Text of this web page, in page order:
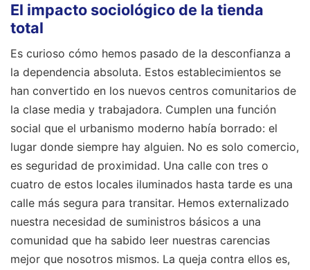
El impacto sociológico de la tienda
total
Es curioso cómo hemos pasado de la desconfianza a
la dependencia absoluta. Estos establecimientos se
han convertido en los nuevos centros comunitarios de
la clase media y trabajadora. Cumplen una función
social que el urbanismo moderno había borrado: el
lugar donde siempre hay alguien. No es solo comercio,
es seguridad de proximidad. Una calle con tres o
cuatro de estos locales iluminados hasta tarde es una
calle más segura para transitar. Hemos externalizado
nuestra necesidad de suministros básicos a una
comunidad que ha sabido leer nuestras carencias
mejor que nosotros mismos. La queja contra ellos es,